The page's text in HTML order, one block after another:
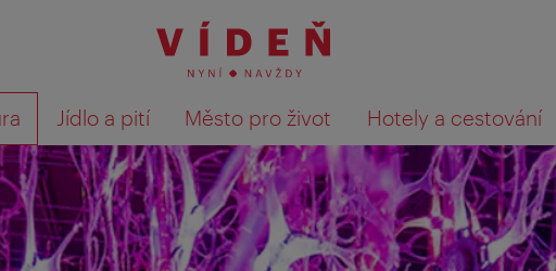
Jídlo a pití Město pro život Hotely a cestování
Výsledky hledání zobrazit na mapě